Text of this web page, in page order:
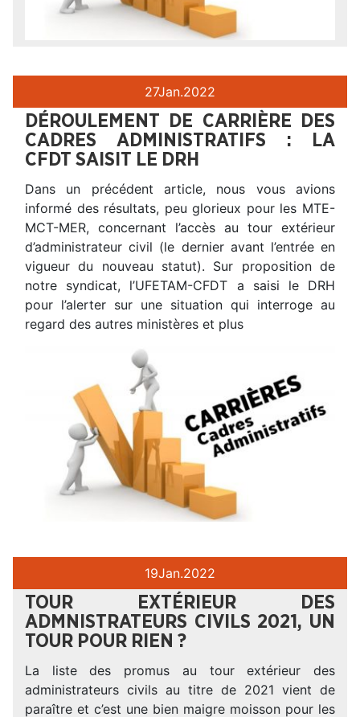
27Jan.2022
DÉROULEMENT DE CARRIÈRE DES
CADRES ADMINISTRATIFS : LA
CFDT SAISIT LE DRH
Dans un précédent article, nous vous avions
informé des résultats, peu glorieux pour les MTE-
MCT-MER, concernant l’accès au tour extérieur
d’administrateur civil (le dernier avant l’entrée en
vigueur du nouveau statut). Sur proposition de
notre syndicat, l’UFETAM-CFDT a saisi le DRH
pour l’alerter sur une situation qui interroge au
regard des autres ministères et plus
19Jan.2022
TOUR EXTÉRIEUR DES
ADMNISTRATEURS CIVILS 2021, UN
TOUR POUR RIEN ?
La liste des promus au tour extérieur des
administrateurs civils au titre de 2021 vient de
paraître et c’est une bien maigre moisson pour les